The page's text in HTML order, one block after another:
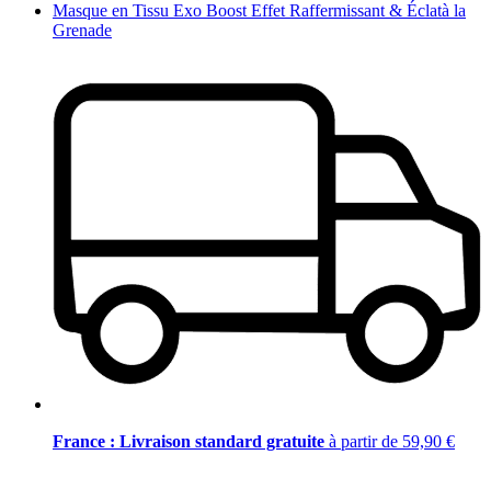
Masque en Tissu Exo Boost Effet Raffermissant & Éclatà la
Grenade
France : Livraison standard gratuite à partir de 59,90 €